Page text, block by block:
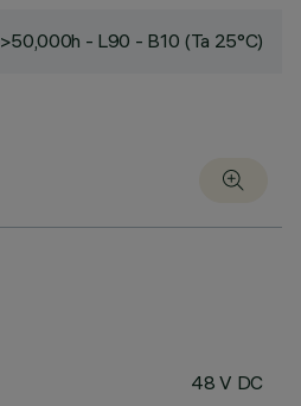
>50,000h - L90 - B10 (Ta 25°C)
48 V DC